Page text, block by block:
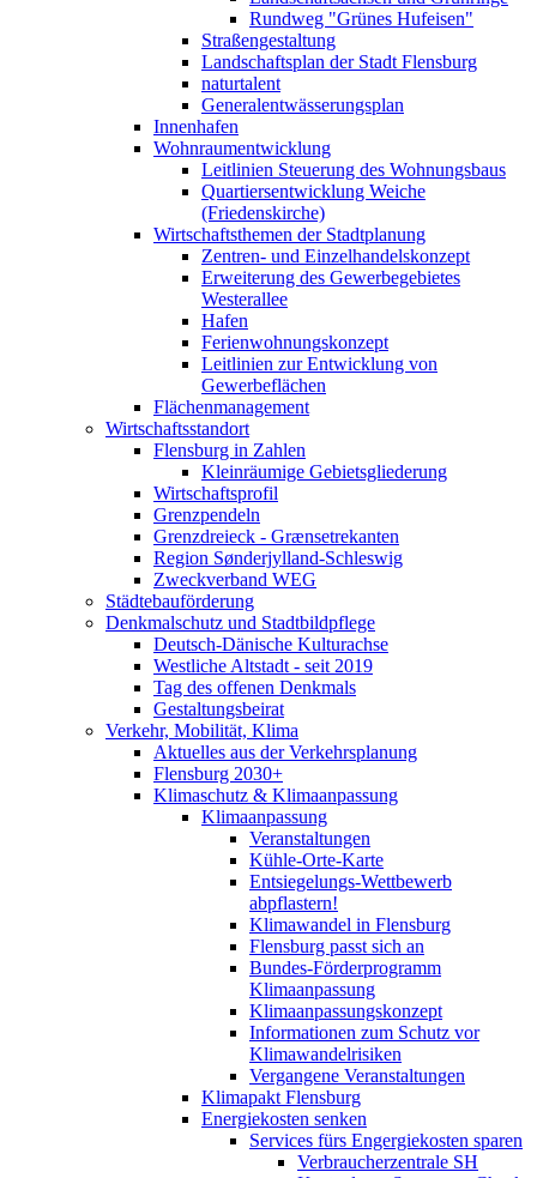
Rundweg "Grünes Hufeisen"
Straßengestaltung
Landschaftsplan der Stadt Flensburg
naturtalent
Generalentwässerungsplan
Innenhafen
Wohnraumentwicklung
Leitlinien Steuerung des Wohnungsbaus
Quartiersentwicklung Weiche
(Friedenskirche)
Wirtschaftsthemen der Stadtplanung
Zentren- und Einzelhandelskonzept
Erweiterung des Gewerbegebietes
Westerallee
Hafen
Ferienwohnungskonzept
Leitlinien zur Entwicklung von
Gewerbeflächen
Flächenmanagement
Wirtschaftsstandort
Flensburg in Zahlen
Kleinräumige Gebietsgliederung
Wirtschaftsprofil
Grenzpendeln
Grenzdreieck - Grænsetrekanten
Region Sønderjylland-Schleswig
Zweckverband WEG
Städtebauförderung
Denkmalschutz und Stadtbildpflege
Deutsch-Dänische Kulturachse
Westliche Altstadt - seit 2019
Tag des offenen Denkmals
Gestaltungsbeirat
Verkehr, Mobilität, Klima
Aktuelles aus der Verkehrsplanung
Flensburg 2030+
Klimaschutz & Klimaanpassung
Klimaanpassung
Veranstaltungen
Kühle-Orte-Karte
Entsiegelungs-Wettbewerb
abpflastern!
Klimawandel in Flensburg
Flensburg passt sich an
Bundes-Förderprogramm
Klimaanpassung
Klimaanpassungskonzept
Informationen zum Schutz vor
Klimawandelrisiken
Vergangene Veranstaltungen
Klimapakt Flensburg
Energiekosten senken
Services fürs Engergiekosten sparen
Verbraucherzentrale SH